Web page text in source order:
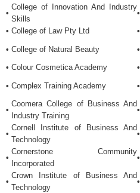
•
College of Innovation And Industry
Skills
•
• College of Law Pty Ltd •
• College of Natural Beauty •
• Colour Cosmetica Academy •
• Complex Training Academy •
•
Coomera College of Business And
Industry Training
•
•
Cornell Institute of Business And
Technology
•
•
Cornerstone Community
Incorporated
•
•
Crown Institute of Business And
Technology
•